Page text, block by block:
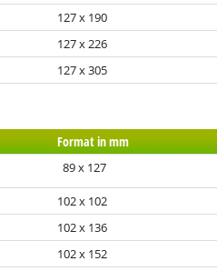
127 x 190
127 x 226
127 x 305
Format in mm
89 x 127
102 x 102
102 x 136
102 x 152